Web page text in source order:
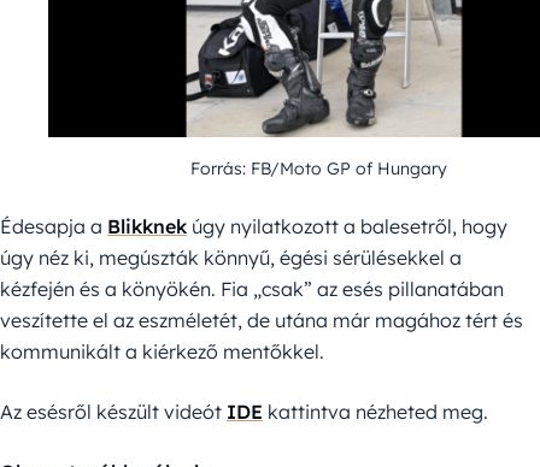
Forrás: FB/Moto GP of Hungary
Édesapja a Blikknek úgy nyilatkozott a balesetről, hogy
úgy néz ki, megúszták könnyű, égési sérülésekkel a
kézfején és a könyökén. Fia „csak” az esés pillanatában
veszítette el az eszméletét, de utána már magához tért és
kommunikált a kiérkező mentőkkel.
Az esésről készült videót IDE kattintva nézheted meg.